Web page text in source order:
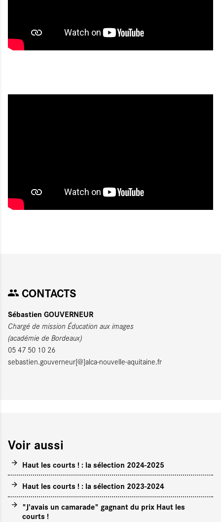
CONTACTS
Sébastien GOUVERNEUR
Chargé de mission Éducation aux images
(académie de Bordeaux)
05 47 50 10 26
sebastien.gouverneur[@]alca-nouvelle-aquitaine.fr
Voir aussi
Haut les courts ! : la sélection 2024-2025
Haut les courts ! : la sélection 2023-2024
"J'avais un camarade" gagnant du prix Haut les
courts !